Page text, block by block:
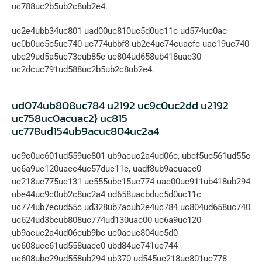
uc788uc2b5ub2c8ub2e4.
uc2e4ubb34uc801 uad00uc810uc5d0uc11c ud574uc0ac
uc0b0uc5c5uc740 uc774ubbf8 ub2e4uc74cuacfc uac19uc740
ubc29ud5a5uc73cub85c uc804ud658ub418uae30
uc2dcuc791ud588uc2b5ub2c8ub2e4.
ud074ub808uc784 u2192 uc9c0uc2dd u2192
uc758uc0acuac2} uc815
uc778ud154ub9acuc804uc2a4
uc9c0uc601ud559uc801 ub9acuc2a4ud06c, ubcf5uc561ud55c
uc6a9uc120uacc4uc57duc11c, uadf8ub9acuace0
uc218uc775uc131 uc555ubc15uc774 uac00uc911ub418ub294
ube44uc9c0ub2c8uc2a4 ud658uacbduc5d0uc11c
uc774ub7ecud55c ud328ub7acub2e4uc784 uc804ud658uc740
uc624ud3bcub808uc774ud130uac00 uc6a9uc120
ub9acuc2a4ud06cub9bc uc0acuc804uc5d0
uc608uce61ud558uace0 ubd84uc741uc744
uc608ubc29ud558ub294 ub370 ud545uc218uc801uc778